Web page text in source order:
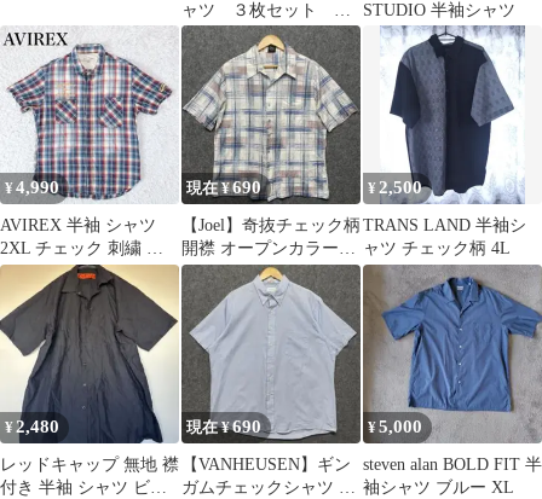
ャツ ３枚セット ネ
イビー カーキ
STUDIO 半袖シャツ
¥4,990
AVIREX 半袖 シャツ
2XL チェック 刺繍 ワ
ッペン ミリタリー Y2K
現在 ¥690
【Joel】奇抜チェック柄
開襟 オープンカラーシ
ャツ ブルー XLサイズ
¥2,500
TRANS LAND 半袖シ
ャツ チェック柄 4L
¥2,480
レッドキャップ 無地 襟
付き 半袖 シャツ ビッ
現在 ¥690
【VANHEUSEN】ギン
ガムチェックシャツ 半
¥5,000
steven alan BOLD FIT 半
袖シャツ ブルー XL